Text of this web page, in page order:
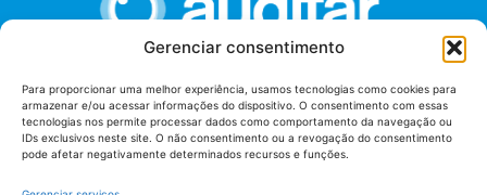
Gerenciar consentimento
Para proporcionar uma melhor experiência, usamos tecnologias como cookies para
armazenar e/ou acessar informações do dispositivo. O consentimento com essas
tecnologias nos permite processar dados como comportamento da navegação ou
IDs exclusivos neste site. O não consentimento ou a revogação do consentimento
pode afetar negativamente determinados recursos e funções.
União dos Auditores Federais de Controle Externo -
AUDITAR
Setor de Administração Federal Sul (SAF/Sul), Qd. 04, Lt. 01